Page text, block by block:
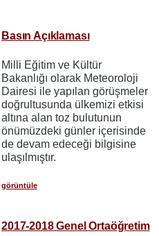
Basın Açıklaması
Milli Eğitim ve Kültür
Bakanlığı olarak Meteoroloji
Dairesi ile yapılan görüşmeler
doğrultusunda ülkemizi etkisi
altına alan toz bulutunun
önümüzdeki günler içerisinde
de devam edeceği bilgisine
ulaşılmıştır.
görüntüle
2017-2018 Genel Ortaöğretim